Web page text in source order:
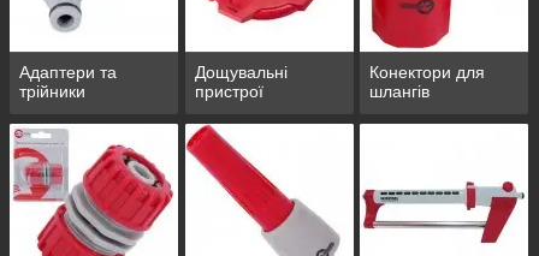
Адаптери та
трійники
Дощувальні
пристрої
Конектори для
шлангів